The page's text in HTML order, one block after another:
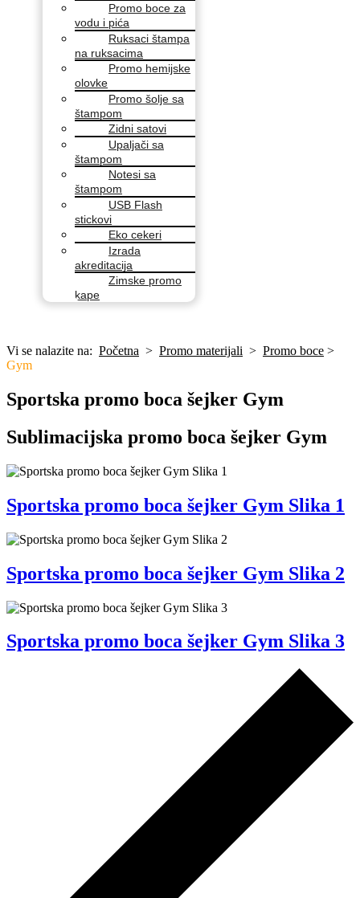
Promo boce za
vodu i pića
Ruksaci štampa
na ruksacima
Promo hemijske
olovke
Promo šolje sa
štampom
Zidni satovi
Upaljači sa
štampom
Notesi sa
štampom
USB Flash
stickovi
Eko cekeri
Izrada
akreditacija
Zimske promo
kape
Vi se nalazite na: Početna > Promo materijali > Promo boce >
Gym
Sportska promo boca šejker Gym
Sublimacijska promo boca šejker Gym
Sportska promo boca šejker Gym Slika 1
Sportska promo boca šejker Gym Slika 2
Sportska promo boca šejker Gym Slika 3